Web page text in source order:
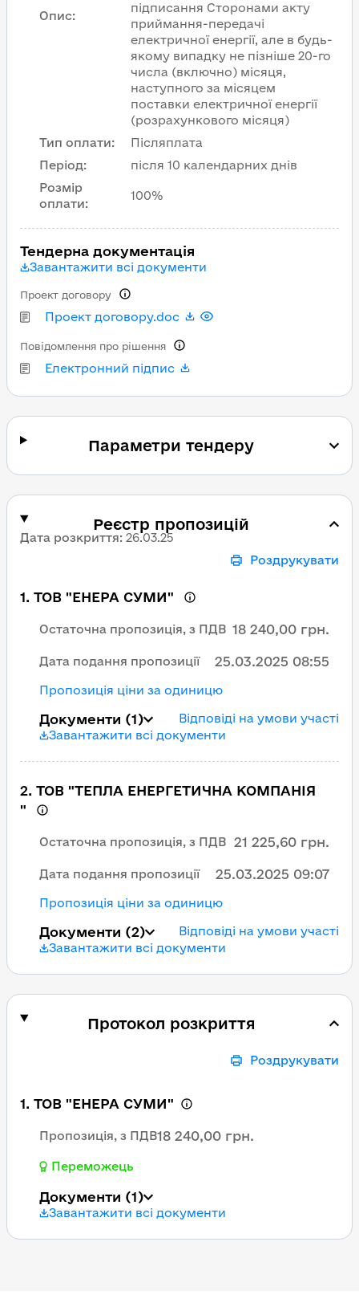
Опис:
підписання Сторонами акту
приймання-передачі
електричної енергії, але в будь-
якому випадку не пізніше 20-го
числа (включно) місяця,
наступного за місяцем
поставки електричної енергії
(розрахункового місяця)
Тип оплати:
Післяплата
Період:
після 10 календарних днів
Розмір
оплати:
100%
Тендерна документація
Завантажити всі документи
Проект договору.doc
Проект договору
Електронний підпис
Повідомлення про рішення
Параметри тендеру
Реєстр пропозицій
Дата розкриття: 26.03.25
Роздрукувати
1. ТОВ "ЕНЕРА СУМИ"
Остаточна пропозиція, з ПДВ 18 240,00 грн.
Дата подання пропозиції 25.03.2025 08:55
Пропозиція ціни за одиницю
Документи (1)
Відповіді на умови участі
Завантажити всі документи
2. ТОВ "ТЕПЛА ЕНЕРГЕТИЧНА КОМПАНІЯ
"
Остаточна пропозиція, з ПДВ 21 225,60 грн.
Дата подання пропозиції 25.03.2025 09:07
Пропозиція ціни за одиницю
Документи (2)
Відповіді на умови участі
Завантажити всі документи
Протокол розкриття
Роздрукувати
1. ТОВ "ЕНЕРА СУМИ"
Пропозиція, з ПДВ18 240,00 грн.
Переможець
Документи (1)
Завантажити всі документи